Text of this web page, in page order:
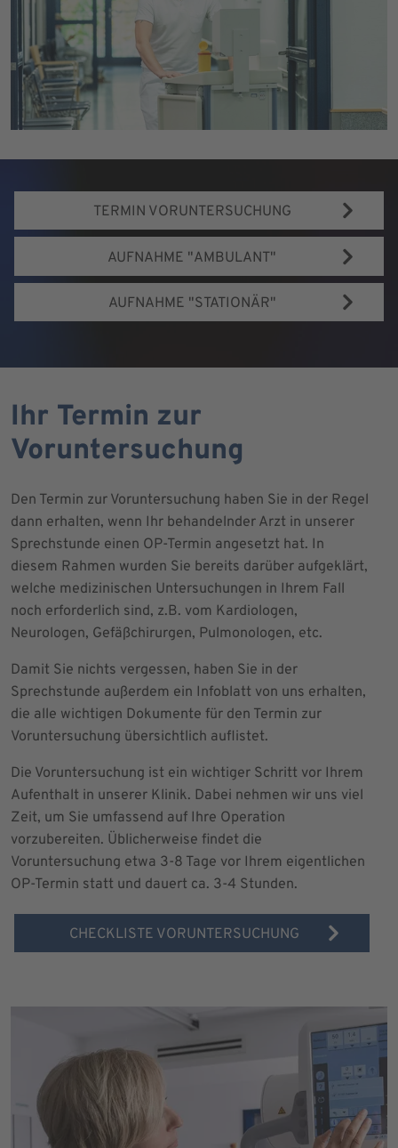
TERMIN VORUNTERSUCHUNG
AUFNAHME "AMBULANT"
AUFNAHME "STATIONÄR"
Ihr Termin zur
Voruntersuchung
Den Termin zur Voruntersuchung haben Sie in der Regel
dann erhalten, wenn Ihr behandelnder Arzt in unserer
Sprechstunde einen OP-Termin angesetzt hat. In
diesem Rahmen wurden Sie bereits darüber aufgeklärt,
welche medizinischen Untersuchungen in Ihrem Fall
noch erforderlich sind, z.B. vom Kardiologen,
Neurologen, Gefäßchirurgen, Pulmonologen, etc.
Damit Sie nichts vergessen, haben Sie in der
Sprechstunde außerdem ein Infoblatt von uns erhalten,
die alle wichtigen Dokumente für den Termin zur
Voruntersuchung übersichtlich auflistet.
Die Voruntersuchung ist ein wichtiger Schritt vor Ihrem
Aufenthalt in unserer Klinik. Dabei nehmen wir uns viel
Zeit, um Sie umfassend auf Ihre Operation
vorzubereiten. Üblicherweise findet die
Voruntersuchung etwa 3-8 Tage vor Ihrem eigentlichen
OP-Termin statt und dauert ca. 3-4 Stunden.
CHECKLISTE VORUNTERSUCHUNG